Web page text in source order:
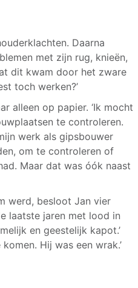
Daarna
met zijn rug, knieën,
dit kwam door het zware
toch werken?’
alleen op papier. ‘Ik mocht
te controleren.
werk als gipsbouwer
om te controleren of
Maar dat was óók naast
werd, besloot Jan vier
laatste jaren met lood in
en geestelijk kapot.’
Hij was een wrak.’